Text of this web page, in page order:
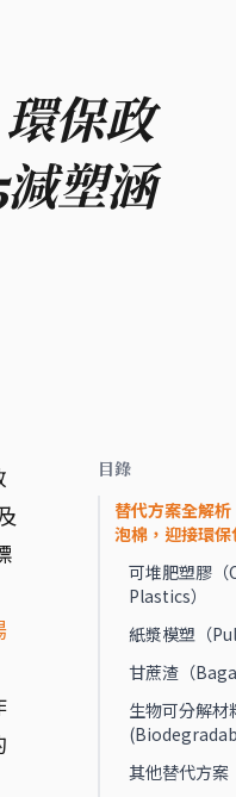
保政
塑涵
目錄
替代方案全解
泡棉，迎接環
可堆肥塑膠
Plastics）
紙漿模塑（
甘蔗渣（
生物可分解材
其他替代方案